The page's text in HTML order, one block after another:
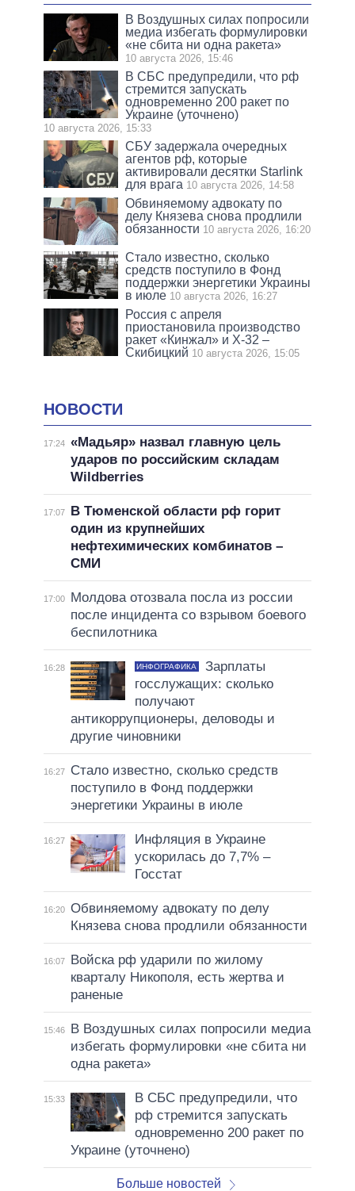
В Воздушных силах попросили
медиа избегать формулировки
«не сбита ни одна ракета»
10 августа 2026, 15:46
В СБС предупредили, что рф
стремится запускать
одновременно 200 ракет по
Украине (уточнено)
10 августа 2026, 15:33
СБУ задержала очередных
агентов рф, которые
активировали десятки Starlink
для врага 10 августа 2026, 14:58
Обвиняемому адвокату по
делу Князева снова продлили
обязанности 10 августа 2026, 16:20
Стало известно, сколько
средств поступило в Фонд
поддержки энергетики Украины
в июле 10 августа 2026, 16:27
Россия с апреля
приостановила производство
ракет «Кинжал» и Х-32 –
Скибицкий 10 августа 2026, 15:05
НОВОСТИ
17:24 «Мадьяр» назвал главную цель
ударов по российским складам
Wildberries
17:07
В Тюменской области рф горит
один из крупнейших
нефтехимических комбинатов –
СМИ
17:00
Молдова отозвала посла из россии
после инцидента со взрывом боевого
беспилотника
16:28 ИНФОГРАФИКА
Зарплаты
госслужащих: сколько
получают
антикоррупционеры, деловоды и
другие чиновники
16:27
Стало известно, сколько средств
поступило в Фонд поддержки
энергетики Украины в июле
16:27
Инфляция в Украине
ускорилась до 7,7% –
Госстат
16:20 Обвиняемому адвокату по делу
Князева снова продлили обязанности
16:07
Войска рф ударили по жилому
кварталу Никополя, есть жертва и
раненые
15:46
В Воздушных силах попросили медиа
избегать формулировки «не сбита ни
одна ракета»
15:33
В СБС предупредили, что
рф стремится запускать
одновременно 200 ракет по
Украине (уточнено)
Больше новостей